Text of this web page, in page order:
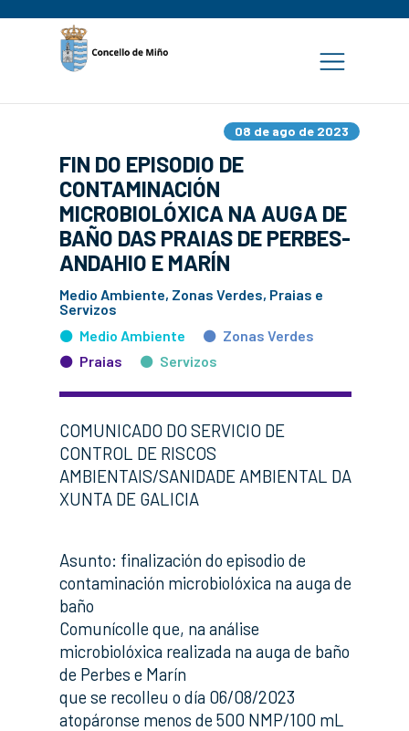
08 de ago de 2023
FIN DO EPISODIO DE
CONTAMINACIÓN
MICROBIOLÓXICA NA AUGA DE
BAÑO DAS PRAIAS DE PERBES-
ANDAHIO E MARÍN
Medio Ambiente, Zonas Verdes, Praias e
Servizos
Medio Ambiente
Zonas Verdes
Praias
Servizos
COMUNICADO DO SERVICIO DE
CONTROL DE RISCOS
AMBIENTAIS/SANIDADE AMBIENTAL DA
XUNTA DE GALICIA
Asunto: finalización do episodio de
contaminación microbiolóxica na auga de
baño
Comunícolle que, na análise
microbiolóxica realizada na auga de baño
de Perbes e Marín
que se recolleu o día 06/08/2023
atopáronse menos de 500 NMP/100 mL